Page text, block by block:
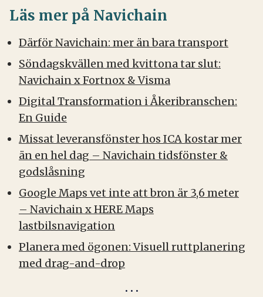
Läs mer på Navichain
Därför Navichain: mer än bara transport
Söndagskvällen med kvittona tar slut:
Navichain x Fortnox & Visma
Digital Transformation i Åkeribranschen:
En Guide
Missat leveransfönster hos ICA kostar mer
än en hel dag – Navichain tidsfönster &
godslåsning
Google Maps vet inte att bron är 3,6 meter
– Navichain x HERE Maps
lastbilsnavigation
Planera med ögonen: Visuell ruttplanering
med drag-and-drop